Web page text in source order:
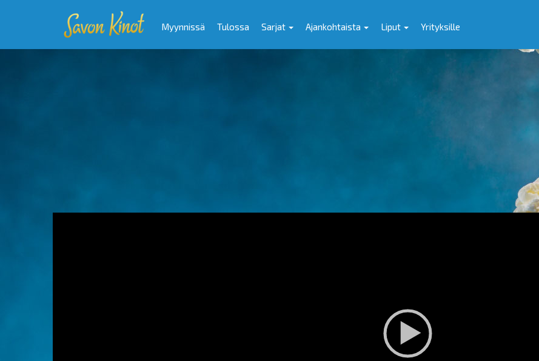
Myynnissä Tulossa Sarjat Ajankohtaista Liput Yrityksille